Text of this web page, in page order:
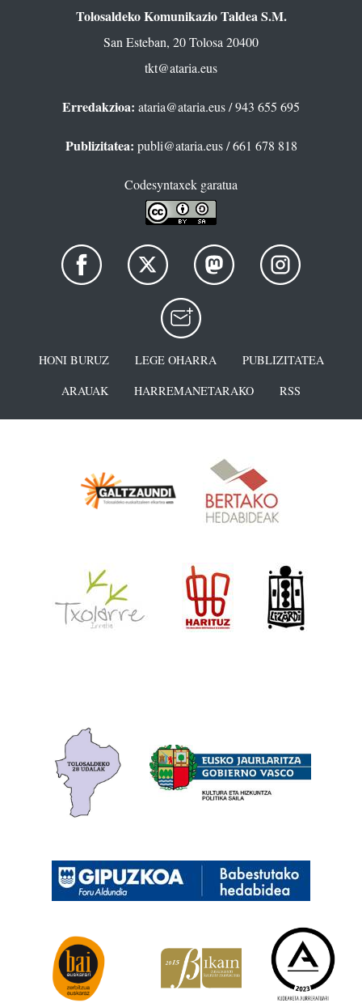
Tolosaldeko Komunikazio Taldea S.M.
San Esteban, 20 Tolosa 20400
tkt@ataria.eus
Erredakzioa: ataria@ataria.eus/ 943 655 695
Publizitatea: publi@ataria.eus/ 661 678 818
Codesyntaxek garatua
HONI BURUZ LEGE OHARRA
PUBLIZITATEA
ARAUAK
HARREMANETARAKO RSS